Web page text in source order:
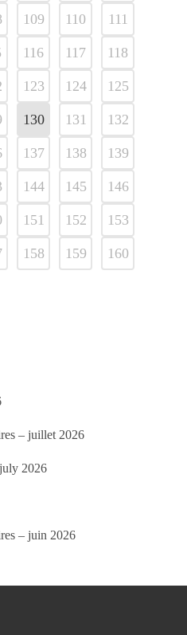
109 110 111
116 117 118
123 124 125
130 131 132
137 138 139
144 145 146
151 152 153
158 159 160
– juillet 2026
2026
– juin 2026